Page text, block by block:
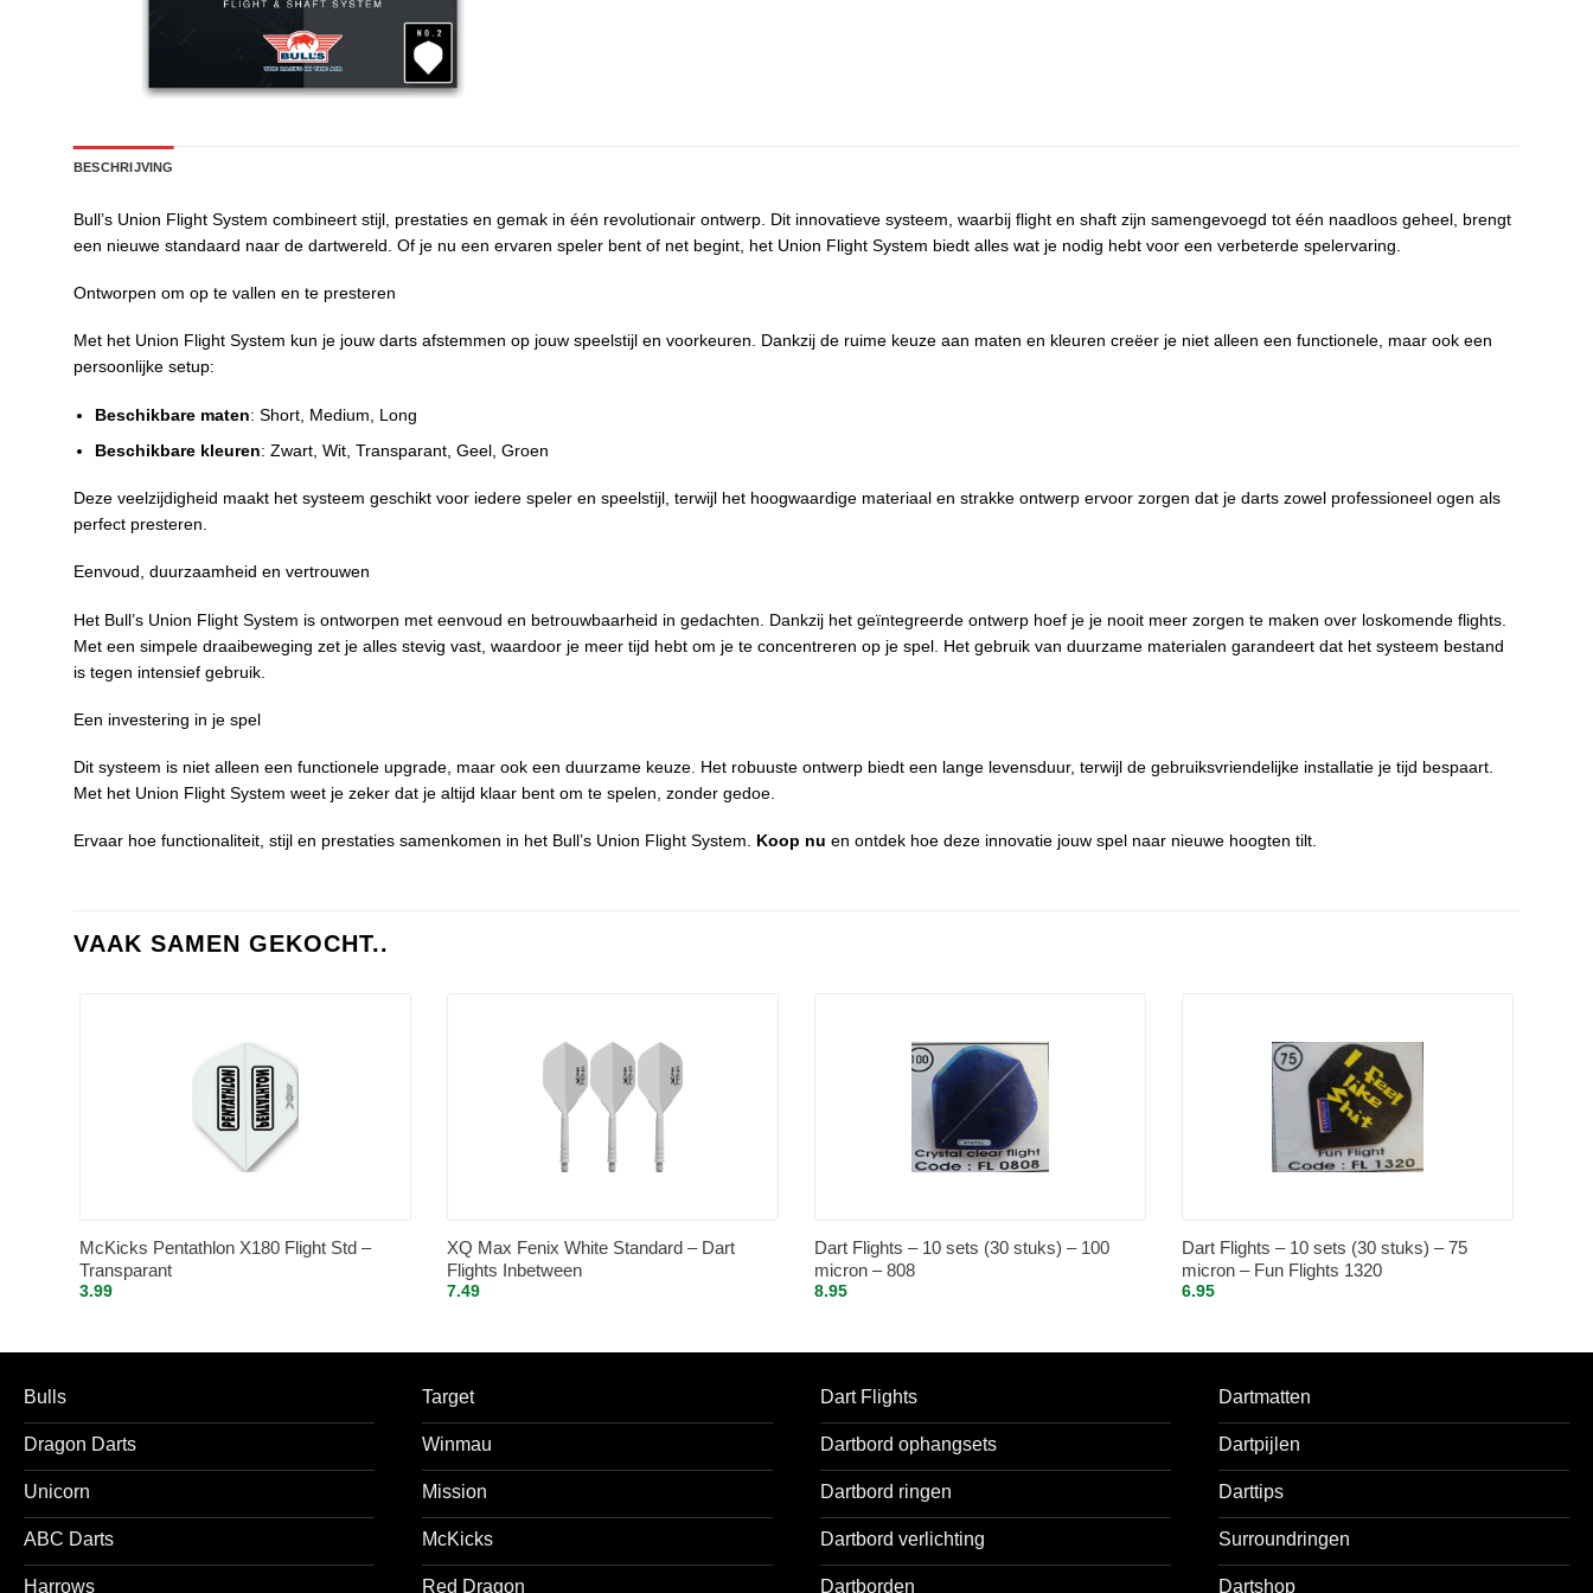
BESCHRIJVING
Bull’s Union Flight System combineert stijl, prestaties en gemak in één revolutionair ontwerp. Dit innovatieve systeem, waarbij flight en shaft zijn samengevoegd tot één naadloos geheel, brengt
een nieuwe standaard naar de dartwereld. Of je nu een ervaren speler bent of net begint, het Union Flight System biedt alles wat je nodig hebt voor een verbeterde spelervaring.
Ontworpen om op te vallen en te presteren
Met het Union Flight System kun je jouw darts afstemmen op jouw speelstijl en voorkeuren. Dankzij de ruime keuze aan maten en kleuren creëer je niet alleen een functionele, maar ook een
persoonlijke setup:
Beschikbare maten: Short, Medium, Long
Beschikbare kleuren: Zwart, Wit, Transparant, Geel, Groen
Deze veelzijdigheid maakt het systeem geschikt voor iedere speler en speelstijl, terwijl het hoogwaardige materiaal en strakke ontwerp ervoor zorgen dat je darts zowel professioneel ogen als
perfect presteren.
Eenvoud, duurzaamheid en vertrouwen
Het Bull’s Union Flight System is ontworpen met eenvoud en betrouwbaarheid in gedachten. Dankzij het geïntegreerde ontwerp hoef je je nooit meer zorgen te maken over loskomende flights.
Met een simpele draaibeweging zet je alles stevig vast, waardoor je meer tijd hebt om je te concentreren op je spel. Het gebruik van duurzame materialen garandeert dat het systeem bestand
is tegen intensief gebruik.
Een investering in je spel
Dit systeem is niet alleen een functionele upgrade, maar ook een duurzame keuze. Het robuuste ontwerp biedt een lange levensduur, terwijl de gebruiksvriendelijke installatie je tijd bespaart.
Met het Union Flight System weet je zeker dat je altijd klaar bent om te spelen, zonder gedoe.
Ervaar hoe functionaliteit, stijl en prestaties samenkomen in het Bull’s Union Flight System. Koop nu en ontdek hoe deze innovatie jouw spel naar nieuwe hoogten tilt.
VAAK SAMEN GEKOCHT..
McKicks Pentathlon X180 Flight Std –
Transparant
3.99
XQ Max Fenix White Standard – Dart
Flights Inbetween
7.49
Dart Flights – 10 sets (30 stuks) – 100
micron – 808
8.95
Dart Flights – 10 sets (30 stuks) – 75
micron – Fun Flights 1320
6.95
Bulls
Dragon Darts
Unicorn
ABC Darts
Harrows
Target
Winmau
Mission
McKicks
Red Dragon
Dart Flights
Dartbord ophangsets
Dartbord ringen
Dartbord verlichting
Dartborden
Dartmatten
Dartpijlen
Darttips
Surroundringen
Dartshop